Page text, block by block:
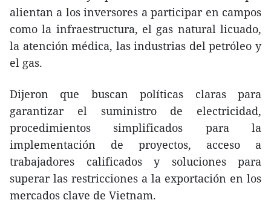
alientan a los inversores a participar en campos
como la infraestructura, el gas natural licuado,
la atención médica, las industrias del petróleo y
el gas.
Dijeron que buscan políticas claras para
garantizar el suministro de electricidad,
procedimientos simplificados para la
implementación de proyectos, acceso a
trabajadores calificados y soluciones para
superar las restricciones a la exportación en los
mercados clave de Vietnam.